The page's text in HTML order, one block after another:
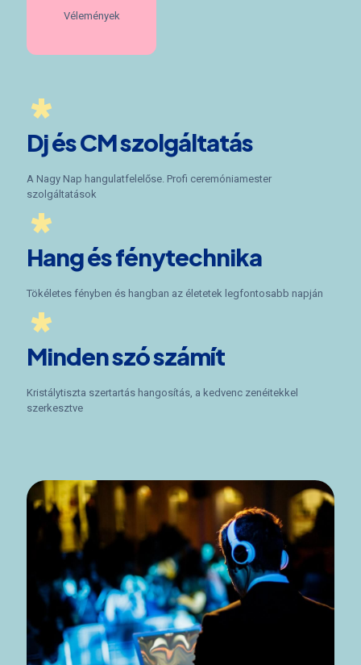
Vélemények
*
Dj és CM szolgáltatás
A Nagy Nap hangulatfelelőse. Profi ceremóniamester
szolgáltatások
*
Hang és fénytechnika
Tökéletes fényben és hangban az életetek legfontosabb napján
*
Minden szó számít
Kristálytiszta szertartás hangosítás, a kedvenc zenéitekkel
szerkesztve